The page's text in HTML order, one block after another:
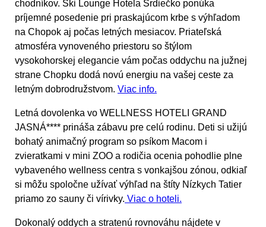
chodníkov. Ski Lounge Hotela Srdiečko ponúka
príjemné posedenie pri praskajúcom krbe s výhľadom
na Chopok aj počas letných mesiacov. Priateľská
atmosféra vynoveného priestoru so štýlom
vysokohorskej elegancie vám počas oddychu na južnej
strane Chopku dodá novú energiu na vašej ceste za
letným dobrodružstvom. Viac info.
Letná dovolenka vo WELLNESS HOTELI GRAND
JASNÁ**** prináša zábavu pre celú rodinu. Deti si užijú
bohatý animačný program so psíkom Macom i
zvieratkami v mini ZOO a rodičia ocenia pohodlie plne
vybaveného wellness centra s vonkajšou zónou, odkiaľ
si môžu spoločne užívať výhľad na štíty Nízkych Tatier
priamo zo sauny či vírivky. Viac o hoteli.
Dokonalý oddych a stratenú rovnováhu nájdete v